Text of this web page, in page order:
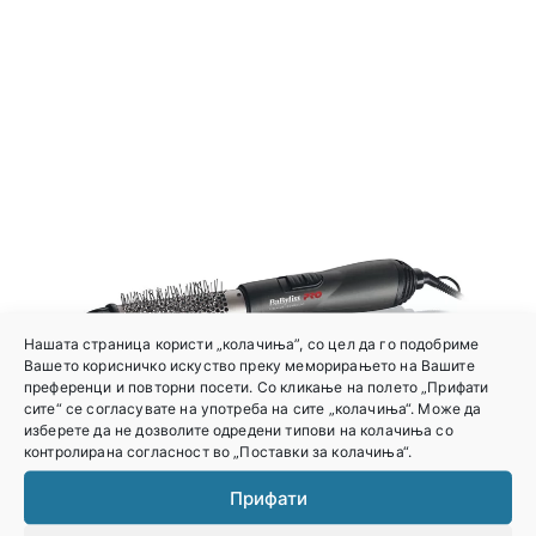
Нашата страница користи „колачиња”, со цел да го подобриме
Вашето корисничко искуство преку меморирањето на Вашите
преференци и повторни посети. Со кликање на полето „Прифати
сите“ се согласувате на употреба на сите „колачиња“. Може да
изберете да не дозволите одредени типови на колачиња со
контролирана согласност во „Поставки за колачиња“.
Прифати